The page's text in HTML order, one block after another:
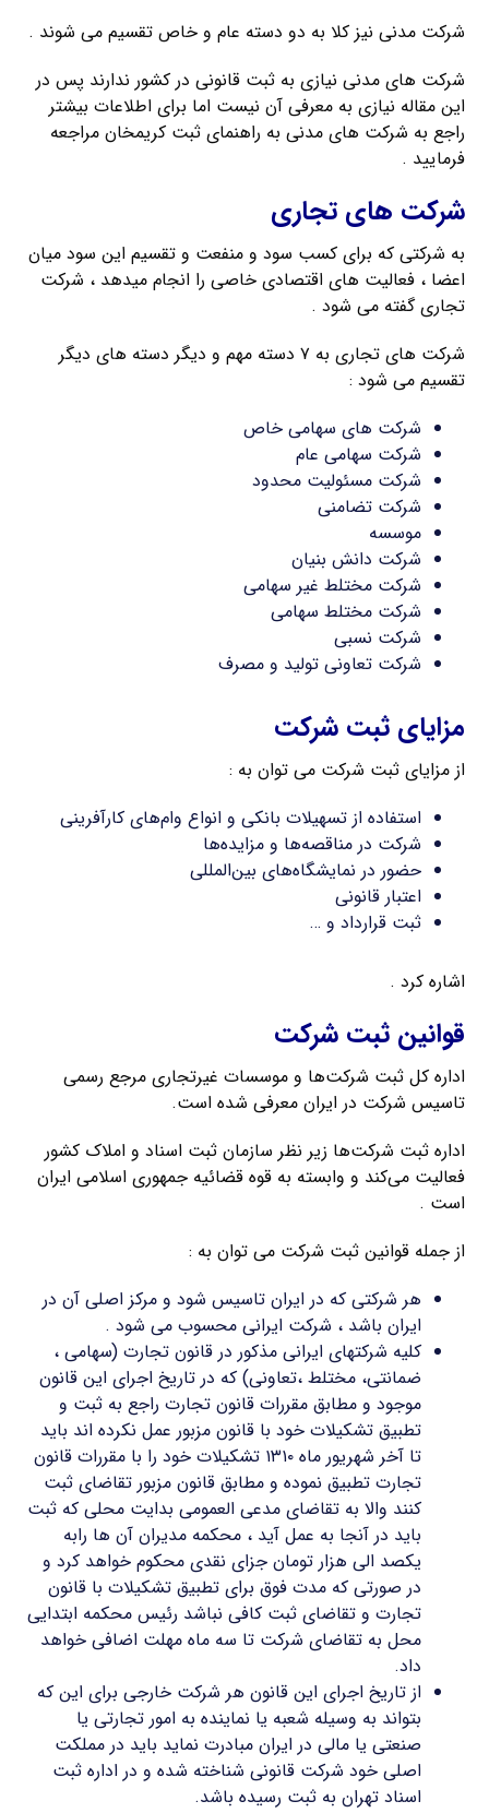
شرکت مدنی نیز کلا به دو دسته عام و خاص تقسیم می شوند .
شرکت های مدنی نیازی به ثبت قانونی در کشور ندارند پس در
این مقاله نیازی به معرفی آن نیست اما برای اطلاعات بیشتر
راجع به شرکت های مدنی به راهنمای ثبت کریمخان مراجعه
فرمایید .
شرکت های تجاری
به شرکتی که برای کسب سود و منفعت و تقسیم این سود میان
اعضا ، فعالیت های اقتصادی خاصی را انجام میدهد ، شرکت
تجاری گفته می شود .
شرکت های تجاری به ۷ دسته مهم و دیگر دسته های دیگر
تقسیم می شود :
شرکت های سهامی خاص
شرکت سهامی عام
شرکت مسئولیت محدود
شرکت تضامنی
موسسه
شرکت دانش بنیان
شرکت مختلط غیر سهامی
شرکت مختلط سهامی
شرکت نسبی
شرکت تعاونی تولید و مصرف
مزایای ثبت شرکت
از مزایای ثبت شرکت می توان به :
استفاده از تسهیلات بانکی و انواع وام‌های کارآفرینی
شرکت در مناقصه‌ها و مزایده‌ها
حضور در نمایشگاه‌های بین‌المللی
اعتبار قانونی
ثبت قرارداد و …
اشاره کرد .
قوانین ثبت شرکت
اداره کل ثبت شرکت‌ها و موسسات غیرتجاری مرجع رسمی
تاسیس شرکت در ایران معرفی شده است.
اداره ثبت شرکت‌ها زیر نظر سازمان ثبت اسناد و املاک کشور
فعالیت می‌کند و وابسته به قوه قضائیه جمهوری اسلامی ایران
است .
از جمله قوانین ثبت شرکت می توان به :
هر شرکتی که در ایران تاسیس شود و مرکز اصلی آن در
ایران باشد ، شرکت ایرانی محسوب می شود .
کلیه شرکتهای ایرانی مذکور در قانون تجارت (سهامی ،
ضمانتی، مختلط ،تعاونی) که در تاریخ اجرای این قانون
موجود و مطابق مقررات قانون تجارت راجع به ثبت و
تطبیق تشکیلات خود با قانون مزبور عمل نکرده اند باید
تا آخر شهریور ماه ۱۳۱۰ تشکیلات خود را با مقررات قانون
تجارت تطبیق نموده و مطابق قانون مزبور تقاضای ثبت
کنند والا به تقاضای مدعی العمومی بدایت محلی که ثبت
باید در آنجا به عمل آید ، محکمه مدیران آن ها رابه
یکصد الی هزار تومان جزای نقدی محکوم خواهد کرد و
در صورتی که مدت فوق برای تطبیق تشکیلات با قانون
تجارت و تقاضای ثبت کافی نباشد رئیس محکمه ابتدایی
محل به تقاضای شرکت تا سه ماه مهلت اضافی خواهد
داد.
از تاریخ اجرای این قانون هر شرکت خارجی برای این که
بتواند به وسیله شعبه یا نماینده به امور تجارتی یا
صنعتی یا مالی در ایران مبادرت نماید باید در مملکت
اصلی خود شرکت قانونی شناخته شده و در اداره ثبت
اسناد تهران به ثبت رسیده باشد.